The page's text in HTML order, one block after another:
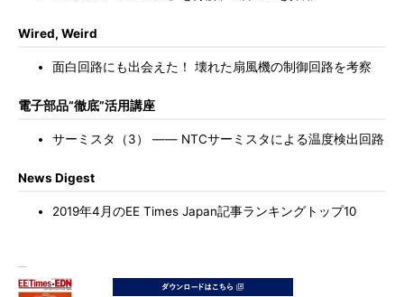
Wired, Weird
面白回路にも出会えた！ 壊れた扇風機の制御回路を考察
電子部品“徹底”活用講座
サーミスタ（3） ―― NTCサーミスタによる温度検出回路
News Digest
2019年4月のEE Times Japan記事ランキングトップ10